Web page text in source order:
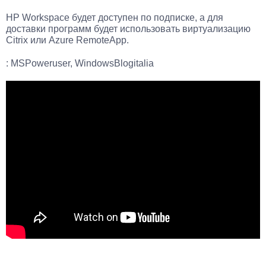
HP Workspace будет доступен по подписке, а для
доставки программ будет использовать виртуализацию
Citrix или Azure RemoteApp.
: MSPoweruser, WindowsBlogitalia